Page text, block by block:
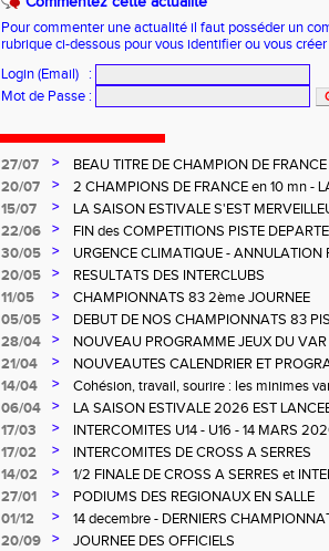
Pour commenter une actualité il faut posséder un
rubrique ci-dessous pour vous identifier ou vous
Login (Email)
:
Mot de Passe :
27/07 >
BEAU TITRE DE CHAMPION DE
CHARNOIS aux ELITES à ALBI
20/07 >
2 CHAMPIONS DE FRANCE en 10 mn -
MERVEILLEUSEMENT BIEN
15/07 >
LA SAISON ESTIVALE S'EST
POUR NOS U14 - U16
22/06 >
FIN des COMPETITIONS PISTE
REGIONALES
30/05 >
URGENCE CLIMATIQUE - ANNULATION
20/05
>
RESULTATS DES INTERCLUBS
11/05
>
CHAMPIONNATS 83 2ème JOURNEE
05/05
>
DEBUT DE NOS CHAMPIONNATS 83
28/04
>
NOUVEAU PROGRAMME JEUX DU VAR
21/04
>
NOUVEAUTES CALENDRIER ET
14/04
>
Cohésion, travail, sourire : les minimes
06/04
>
LA SAISON ESTIVALE 2026 EST
LA.
17/03 >
INTERCOMITES U14 - U16 - 14 MARS
17/02
>
INTERCOMITES DE CROSS A SERRES
14/02
>
1/2 FINALE DE CROSS A SERRES et
27/01
>
PODIUMS DES REGIONAUX EN SALLE
01/12
>
14 decembre - DERNIERS
20/09
>
JOURNEE DES OFFICIELS